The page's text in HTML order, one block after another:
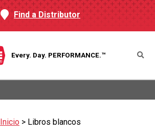
Find a Distributor
Every. Day. PERFORMANCE.™
Inicio > Libros blancos